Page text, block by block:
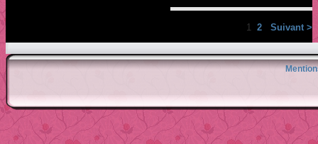
1 2 Suivant >